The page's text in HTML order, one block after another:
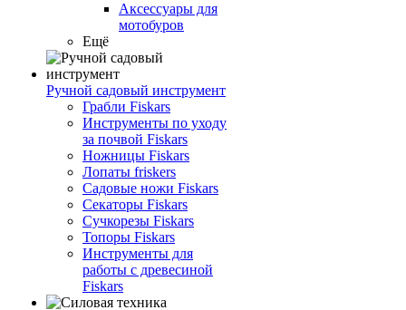
Аксессуары для
мотобуров
Ещё
Ручной садовый инструмент
Грабли Fiskars
Инструменты по уходу
за почвой Fiskars
Ножницы Fiskars
Лопаты friskers
Садовые ножи Fiskars
Секаторы Fiskars
Сучкорезы Fiskars
Топоры Fiskars
Инструменты для
работы с древесиной
Fiskars